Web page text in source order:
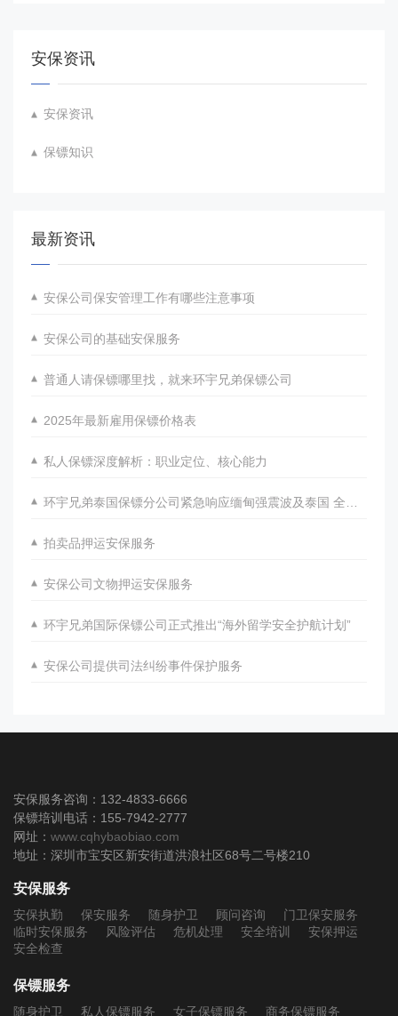
安保资讯
安保资讯
保镖知识
最新资讯
安保公司保安管理工作有哪些注意事项
安保公司的基础安保服务
普通人请保镖哪里找，就来环宇兄弟保镖公司
2025年最新雇用保镖价格表
私人保镖深度解析：职业定位、核心能力
环宇兄弟泰国保镖分公司紧急响应缅甸强震波及泰国 全力协助泰国曼谷地区抗震救灾
拍卖品押运安保服务
安保公司文物押运安保服务
​环宇兄弟国际保镖公司正式推出“海外留学安全护航计划”
安保公司提供司法纠纷事件保护服务
安保服务咨询：132-4833-6666
保镖培训电话：155-7942-2777
网址： www.cqhybaobiao.com
地址：深圳市宝安区新安街道洪浪社区68号二号楼210
安保服务
安保执勤 保安服务 随身护卫 顾问咨询
门卫保安服务
临时安保服务
风险评估 危机处理 安全培训
安保押运
安全检查
保镖服务
随身护卫 私人保镖服务 女子保镖服务 商务保镖服务